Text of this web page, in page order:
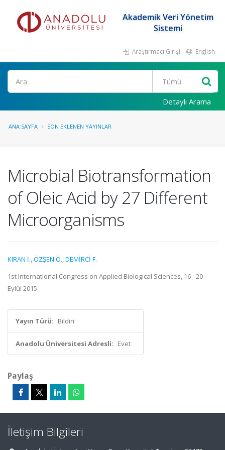
Akademik Veri Yönetim
Sistemi
Araştırmacı Girişi English
Ara
Detaylı Arama
ANA SAYFA SON EKLENEN YAYINLAR
Microbial Biotransformation
of Oleic Acid by 27 Different
Microorganisms
KIRAN İ.,ÖZŞEN Ö.,DEMİRCİ F.
1st International Congress on Applied Biological Sciences, 16 - 20
Eylül 2015
Yayın Türü: Bildiri
Anadolu Üniversitesi Adresli: Evet
Paylaş
İletişim Bilgileri